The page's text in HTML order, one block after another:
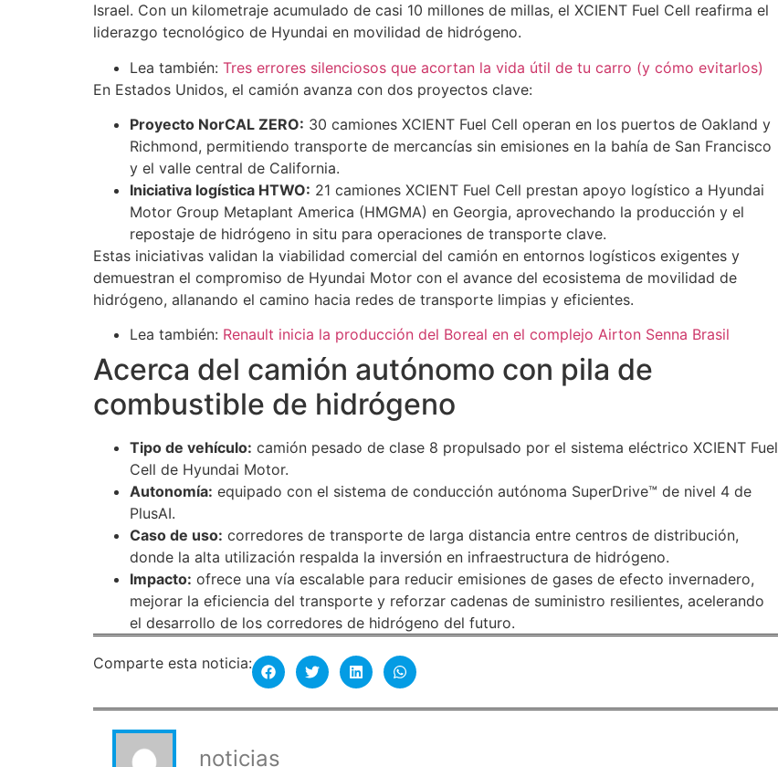
Israel. Con un kilometraje acumulado de casi 10 millones de millas, el XCIENT Fuel Cell reafirma el
liderazgo tecnológico de Hyundai en movilidad de hidrógeno.
Lea también: Tres errores silenciosos que acortan la vida útil de tu carro (y cómo evitarlos)
En Estados Unidos, el camión avanza con dos proyectos clave:
Proyecto NorCAL ZERO: 30 camiones XCIENT Fuel Cell operan en los puertos de Oakland y
Richmond, permitiendo transporte de mercancías sin emisiones en la bahía de San Francisco
y el valle central de California.
Iniciativa logística HTWO: 21 camiones XCIENT Fuel Cell prestan apoyo logístico a Hyundai
Motor Group Metaplant America (HMGMA) en Georgia, aprovechando la producción y el
repostaje de hidrógeno in situ para operaciones de transporte clave.
Estas iniciativas validan la viabilidad comercial del camión en entornos logísticos exigentes y
demuestran el compromiso de Hyundai Motor con el avance del ecosistema de movilidad de
hidrógeno, allanando el camino hacia redes de transporte limpias y eficientes.
Lea también: Renault inicia la producción del Boreal en el complejo Airton Senna Brasil
Acerca del camión autónomo con pila de
combustible de hidrógeno
Tipo de vehículo: camión pesado de clase 8 propulsado por el sistema eléctrico XCIENT Fuel
Cell de Hyundai Motor.
Autonomía: equipado con el sistema de conducción autónoma SuperDrive™ de nivel 4 de
PlusAI.
Caso de uso: corredores de transporte de larga distancia entre centros de distribución,
donde la alta utilización respalda la inversión en infraestructura de hidrógeno.
Impacto: ofrece una vía escalable para reducir emisiones de gases de efecto invernadero,
mejorar la eficiencia del transporte y reforzar cadenas de suministro resilientes, acelerando
el desarrollo de los corredores de hidrógeno del futuro.
Comparte esta noticia:
noticias